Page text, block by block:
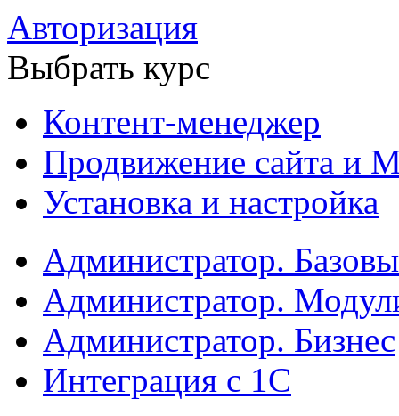
Авторизация
Выбрать курс
Контент-менеджер
Продвижение сайта и
Установка и настройка
Администратор.
Администратор.
Администратор. Бизнес
Интеграция с 1С